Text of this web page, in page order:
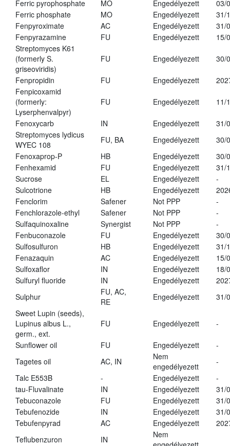
Ferric pyrophosphate
MO Engedélyezett
03/
Ferric phosphate
MO Engedélyezett
31/
Fenpyroximate
AC Engedélyezett
31/
Fenpyrazamine
FU Engedélyezett
15/
Streptomyces K61
(formerly S.
griseoviridis)
FU Engedélyezett 30/
Fenpropidin FU Engedélyezett
Fenpicoxamid
(formerly:
Lyserphenvalpyr)
FU Engedélyezett 11/
Fenoxycarb IN Engedélyezett
31/
Streptomyces lydicus
WYEC 108
FU, BA Engedélyezett
30/
Fenoxaprop-P
HB Engedélyezett
30/
Fenhexamid
FU Engedélyezett
31/
Sucrose
EL Engedélyezett
-
Sulcotrione
HB Engedélyezett
Fenclorim
Safener Not PPP
-
Fenchlorazole-ethyl
Safener Not PPP
-
Sulfaquinoxaline
Synergist Not PPP
-
Fenbuconazole
FU Engedélyezett
30/
Sulfosulfuron
HB Engedélyezett
31/
Fenazaquin
AC Engedélyezett
15/
Sulfoxaflor
IN Engedélyezett
18/
Sulfuryl fluoride
IN Engedélyezett
Sulphur
FU, AC,
RE
Engedélyezett
31/
Sweet Lupin (seeds),
Lupinus albus L.,
germ., ext.
FU Engedélyezett -
Sunflower oil FU Engedélyezett
-
Tagetes oil
AC, IN
Nem
engedélyezett
-
Talc E553B
- Engedélyezett
-
tau-Fluvalinate
IN Engedélyezett
31/
Tebuconazole
FU Engedélyezett
31/
Tebufenozide
IN Engedélyezett
31/
Tebufenpyrad
AC Engedélyezett
Teflubenzuron
IN
Nem